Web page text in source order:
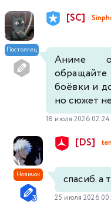
Постоялец
[SC]
Аниме
боёвки и
но сюжет
18 июля 2026 02:24
Новичок
[DS]
спасиб. а
25 июля 2026